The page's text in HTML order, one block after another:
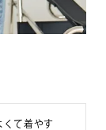
て着やす